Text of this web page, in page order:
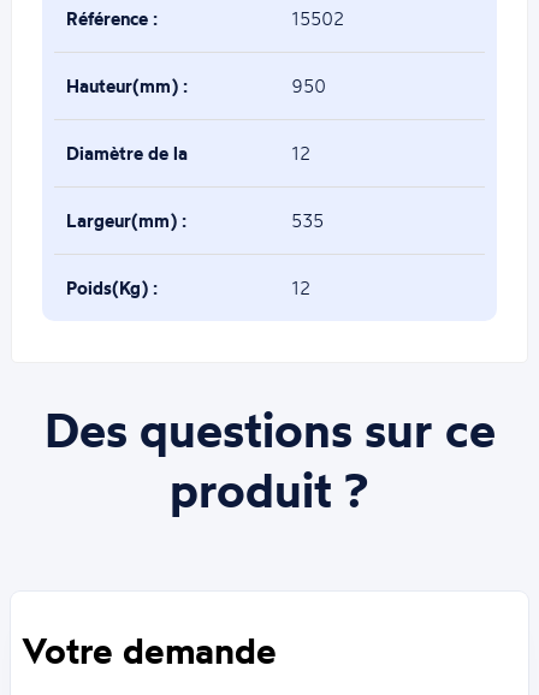
Référence : 15502
Hauteur(mm) : 950
Diamètre de la
base(mm) :
12
Largeur(mm) : 535
Poids(Kg) : 12
Des questions sur ce
produit ?
Votre demande